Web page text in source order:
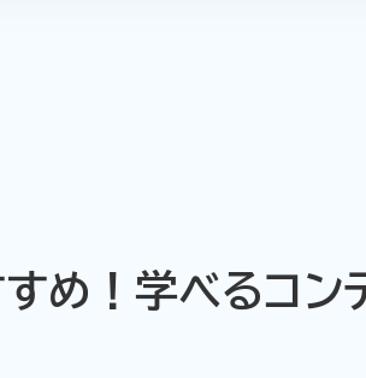
め！学べるコン